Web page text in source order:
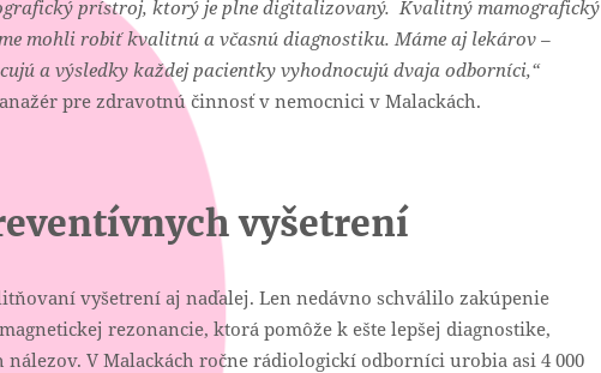
prístroj, ktorý je plne digitalizovaný. Kvalitný mamografický
mohli robiť kvalitnú a včasnú diagnostiku. Máme aj lekárov –
a výsledky každej pacientky vyhodnocujú dvaja odborníci,“
pre zdravotnú činnosť v nemocnici v Malackách.
vyšetrení
vyšetrení aj naďalej. Len nedávno schválilo zakúpenie
rezonancie, ktorá pomôže k ešte lepšej diagnostike,
V Malackách ročne rádiologickí odborníci urobia asi 4 000